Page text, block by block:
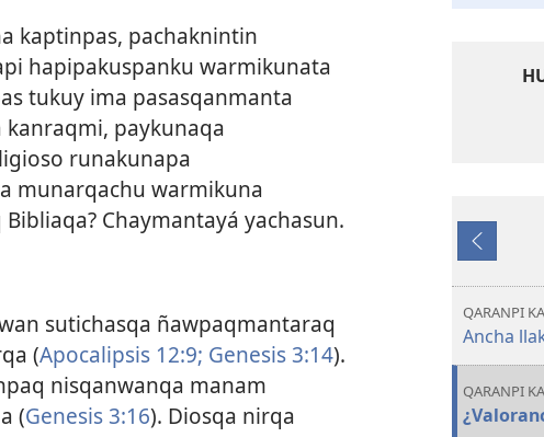
kaptinpas, pachaknintin
hapipakuspanku warmikunata
tukuy ima pasasqanmanta
paykunaqa
runakunapa
munarqachu warmikuna
Chaymantayá yachasun.
sutichasqa ñawpaqmantaraq
(Apocalipsis 12:9; Genesis 3:14).
nisqanwanqa manam
(Genesis 3:16). Diosqa nirqa
Ñawpaq
kaq
QARANPI
Ancha
QARANPI